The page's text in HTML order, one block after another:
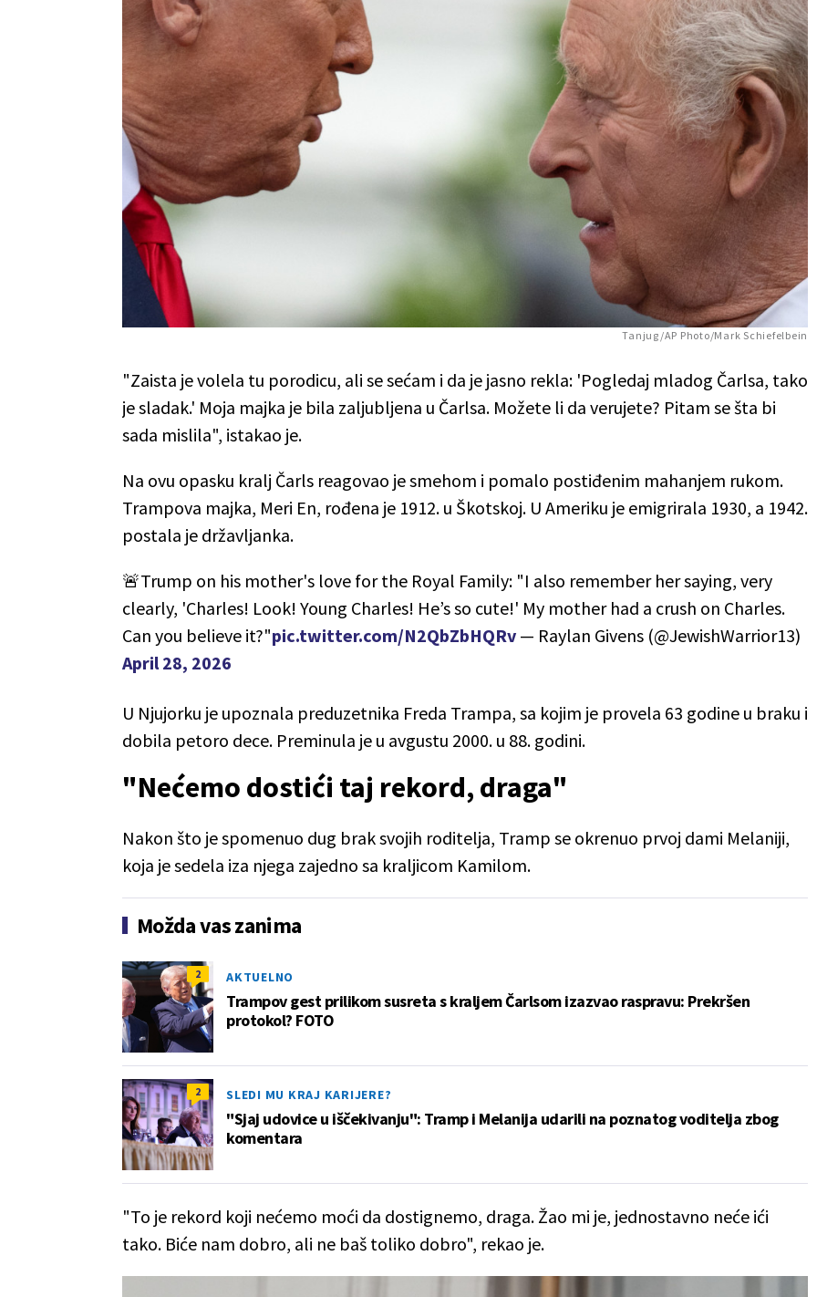
Tanjug/AP Photo/Mark Schiefelbein
"Zaista je volela tu porodicu, ali se sećam i da je jasno rekla: 'Pogledaj mladog Čarlsa, tako
je sladak.' Moja majka je bila zaljubljena u Čarlsa. Možete li da verujete? Pitam se šta bi
sada mislila", istakao je.
Na ovu opasku kralj Čarls reagovao je smehom i pomalo postiđenim mahanjem rukom.
Trampova majka, Meri En, rođena je 1912. u Škotskoj. U Ameriku je emigrirala 1930, a 1942.
postala je državljanka.
🚨Trump on his mother's love for the Royal Family: "I also remember her saying, very
clearly, 'Charles! Look! Young Charles! He’s so cute!' My mother had a crush on Charles.
Can you believe it?"pic.twitter.com/N2QbZbHQRv — Raylan Givens (@JewishWarrior13)
April 28, 2026
U Njujorku je upoznala preduzetnika Freda Trampa, sa kojim je provela 63 godine u braku i
dobila petoro dece. Preminula je u avgustu 2000. u 88. godini.
"Nećemo dostići taj rekord, draga"
Nakon što je spomenuo dug brak svojih roditelja, Tramp se okrenuo prvoj dami Melaniji,
koja je sedela iza njega zajedno sa kraljicom Kamilom.
Možda vas zanima
2 AKTUELNO
Trampov gest prilikom susreta s kraljem Čarlsom izazvao raspravu: Prekršen
protokol? FOTO
2 SLEDI MU KRAJ KARIJERE?
"Sjaj udovice u iščekivanju": Tramp i Melanija udarili na poznatog voditelja zbog
komentara
"To je rekord koji nećemo moći da dostignemo, draga. Žao mi je, jednostavno neće ići
tako. Biće nam dobro, ali ne baš toliko dobro", rekao je.